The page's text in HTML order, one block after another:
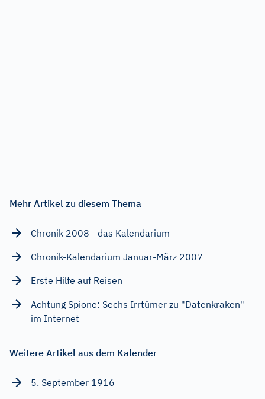
Mehr Artikel zu diesem Thema
Chronik 2008 - das Kalendarium
Chronik-Kalendarium Januar-März 2007
Erste Hilfe auf Reisen
Achtung Spione: Sechs Irrtümer zu "Datenkraken"
im Internet
Weitere Artikel aus dem Kalender
5. September 1916